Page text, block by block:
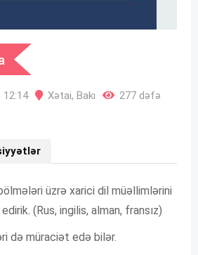
12:14 Xətai, Bakı
277 dəfə
üzrə xarici dil müəllimlərini
(Rus, ingilis, alman, fransız)
də müraciət edə bilər.